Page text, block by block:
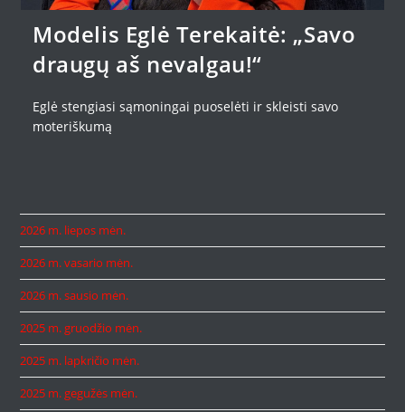
Modelis Eglė Terekaitė: „Savo
draugų aš nevalgau!“
Eglė stengiasi sąmoningai puoselėti ir skleisti savo
moteriškumą
2026 m. liepos mėn.
2026 m. vasario mėn.
2026 m. sausio mėn.
2025 m. gruodžio mėn.
2025 m. lapkričio mėn.
2025 m. gegužės mėn.